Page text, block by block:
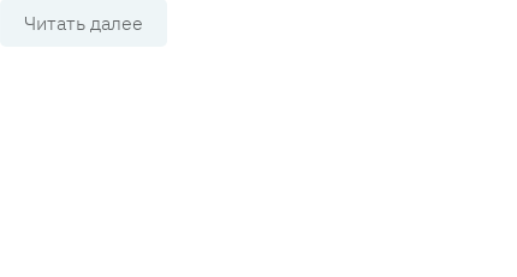
Читать далее